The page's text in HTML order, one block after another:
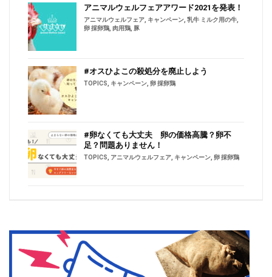
アニマルウェルフェアアワード2021を発表！
アニマルウェルフェア, キャンペーン, 乳牛 ミルク用の牛,
卵 採卵鶏, 肉用鶏, 豚
#オスひよこの殺処分を廃止しよう
TOPICS, キャンペーン, 卵 採卵鶏
#卵なくても大丈夫 卵の価格高騰？卵不
足？問題ありません！
TOPICS, アニマルウェルフェア, キャンペーン, 卵 採卵鶏